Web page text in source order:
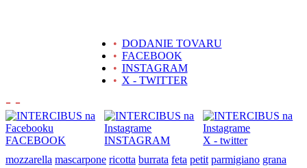
• DODANIE TOVARU
• FACEBOOK
• INSTAGRAM
• X - TWITTER
- -
FACEBOOK INSTAGRAM
X - twitter
mozzarella mascarpone ricotta burrata feta petit parmigiano grana